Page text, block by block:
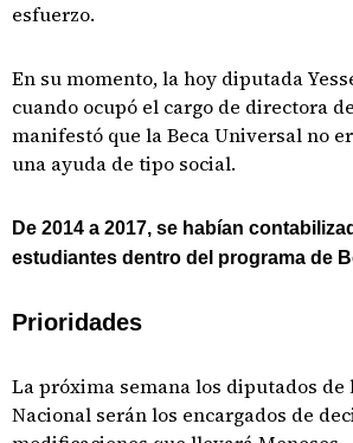
esfuerzo.
En su momento, la hoy diputada
cuando ocupó el cargo de directora
manifestó que la Beca Universal no
una ayuda de tipo social.
De 2014 a 2017, se habían
estudiantes dentro del programa de
Prioridades
La próxima semana los diputados de
Nacional serán los encargados de